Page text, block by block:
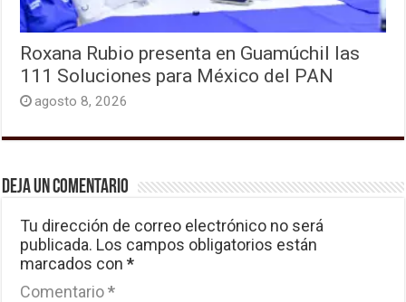
Roxana Rubio presenta en Guamúchil las
111 Soluciones para México del PAN
agosto 8, 2026
Deja un comentario
Tu dirección de correo electrónico no será
publicada. Los campos obligatorios están
marcados con*
Comentario*